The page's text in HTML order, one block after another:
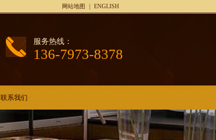
网站地图 ENGLISH
服务热线：
136-7973-8378
联系我们